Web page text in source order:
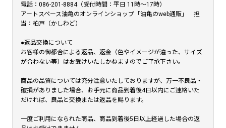
電話：086-201-8884（受付時間：平日 11時〜17時）
アートスペース油亀のオンラインショップ「油亀のweb通販」 担
当：柏戸（かしわど）
●返品交換について
お客様の御都合による返品、返金（色やイメージが違った、サイズ
が合わない等）はお受けいたしかねますのでご了承下さい。
商品の品質については充分注意いたしておりますが、万一不良品・
破損がありました場合、お手元に商品到着後4日以内にご連絡いた
だければ、良品と交換または返品を賜ります。
一度ご利用になられた商品、商品到着後5日以上経過した場合の返